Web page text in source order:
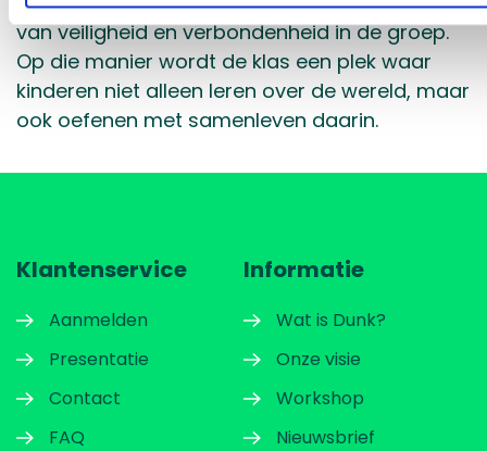
van veiligheid en verbondenheid in de groep.
Op die manier wordt de klas een plek waar
kinderen niet alleen leren over de wereld, maar
ook oefenen met samenleven daarin.
Klantenservice
Aanmelden
Presentatie
Contact
FAQ
Informatie
Wat is Dunk?
Onze visie
Workshop
Nieuwsbrief